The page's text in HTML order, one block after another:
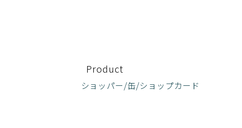
Product
ショッパー/缶/ショップカード